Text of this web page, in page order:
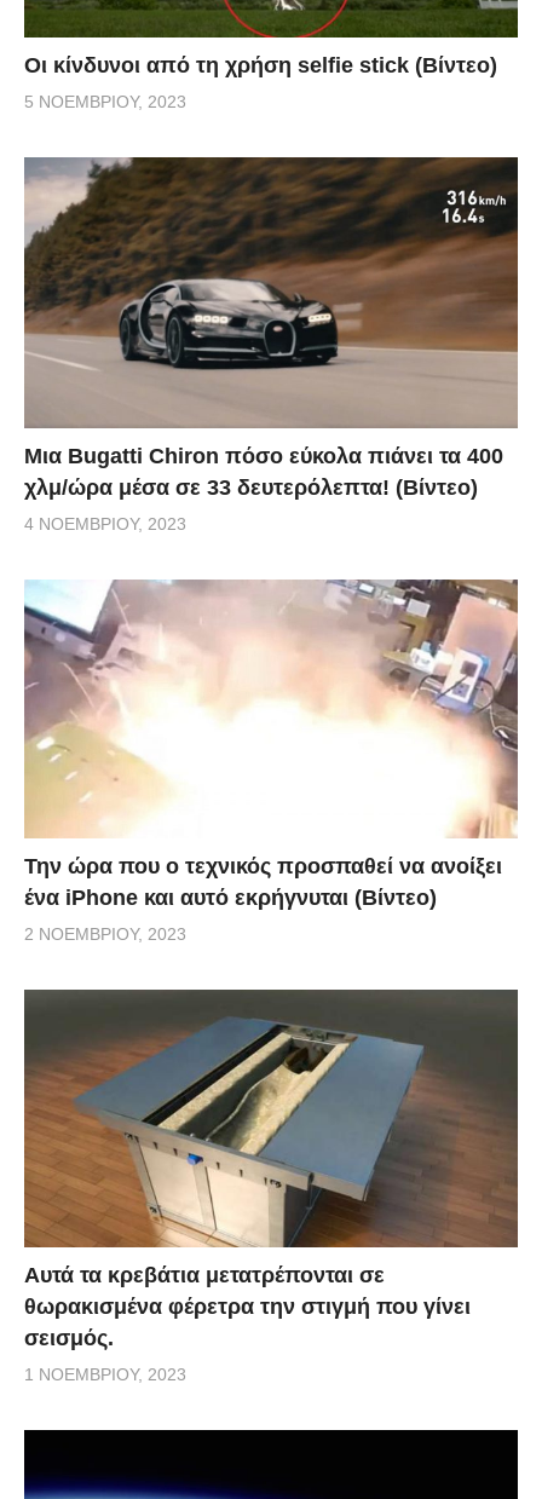
Οι κίνδυνοι από τη χρήση selfie stick (Βίντεο)
5 ΝΟΕΜΒΡΊΟΥ, 2023
Μια Bugatti Chiron πόσο εύκολα πιάνει τα 400
χλμ/ώρα μέσα σε 33 δευτερόλεπτα! (Βίντεο)
4 ΝΟΕΜΒΡΊΟΥ, 2023
Την ώρα που ο τεχνικός προσπαθεί να ανοίξει
ένα iPhone και αυτό εκρήγνυται (Βίντεο)
2 ΝΟΕΜΒΡΊΟΥ, 2023
Αυτά τα κρεβάτια μετατρέπονται σε
θωρακισμένα φέρετρα την στιγμή που γίνει
σεισμός.
1 ΝΟΕΜΒΡΊΟΥ, 2023